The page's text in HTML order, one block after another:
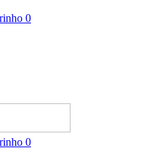
0
0